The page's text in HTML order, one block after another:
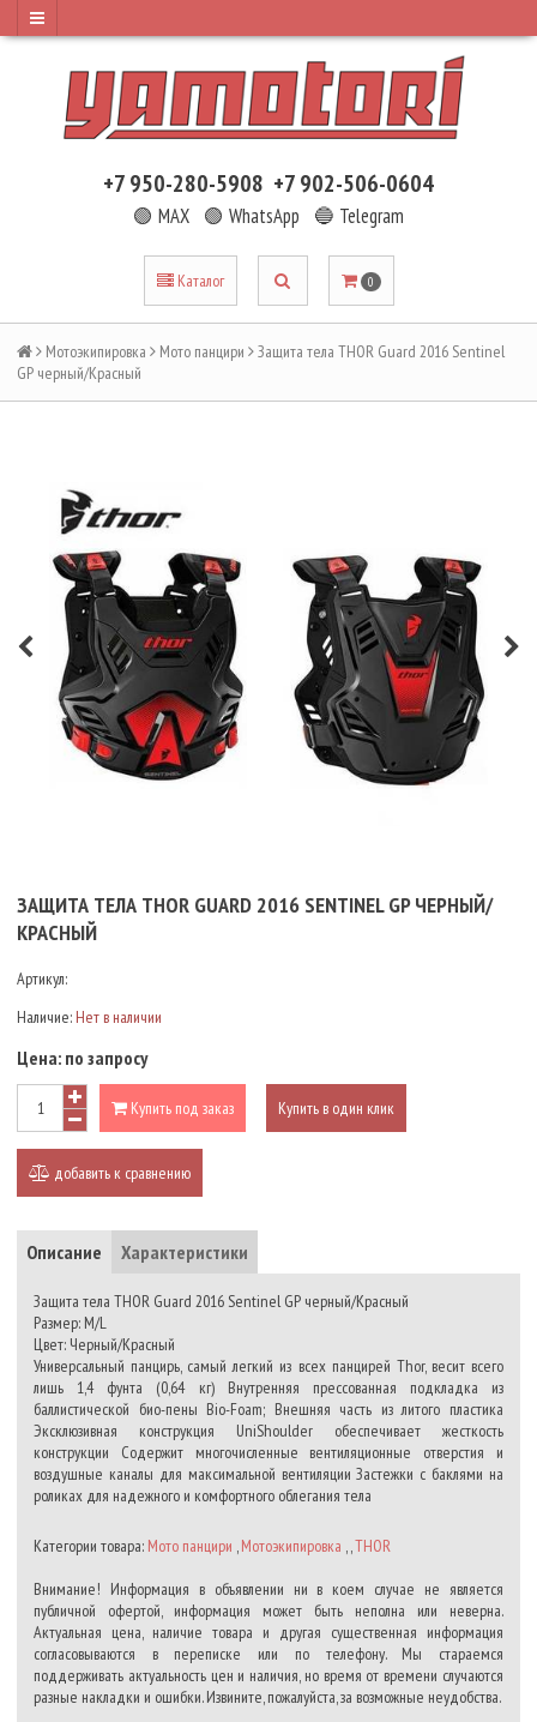
+7 950-280-5908 +7 902-506-0604
🟢 MAX 🟢 WhatsApp 🔵 Telegram
Каталог 0
Мотоэкипировка Мото панцири
Защита тела THOR Guard 2016 Sentinel
GP черный/Красный
ЗАЩИТА ТЕЛА THOR GUARD 2016 SENTINEL GP ЧЕРНЫЙ/
КРАСНЫЙ
Артикул:
Наличие: Нет в наличии
Цена: по запросу
Купить под заказ Купить в один клик
добавить к сравнению
Описание Характеристики
Защита тела THOR Guard 2016 Sentinel GP черный/Красный
Размер: M/L
Цвет: Черный/Красный
Универсальный панцирь, самый легкий из всех панцирей Thor, весит всего
лишь 1,4 фунта (0,64 кг) Внутренняя прессованная подкладка из
баллистической био-пены Bio-Foam; Внешняя часть из литого пластика
Эксклюзивная конструкция UniShoulder обеспечивает жесткость
конструкции Содержит многочисленные вентиляционные отверстия и
воздушные каналы для максимальной вентиляции Застежки с баклями на
роликах для надежного и комфортного облегания тела
Категории товара: Мото панцири ,Мотоэкипировка , ,THOR
Внимание! Информация в объявлении ни в коем случае не является
публичной офертой, информация может быть неполна или неверна.
Актуальная цена, наличие товара и другая существенная информация
согласовываются в переписке или по телефону. Мы стараемся
поддерживать актуальность цен и наличия, но время от времени случаются
разные накладки и ошибки. Извините, пожалуйста, за возможные неудобства.